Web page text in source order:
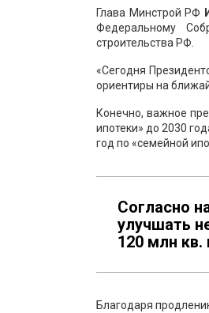
Глава Минстрой РФ
Федеральному
строительства РФ.
«Сегодня
ориентиры на
Конечно, важное
ипотеки» до 2030
год по «семейной
Согласно
улучшать
120 млн
Благодаря